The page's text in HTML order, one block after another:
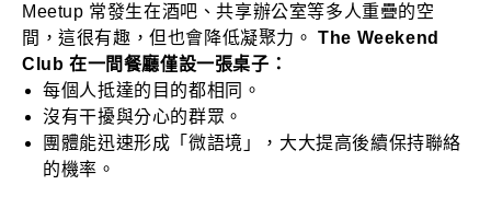
Meetup 常發生在酒吧、共享辦公室等多人重疊的空
間，這很有趣，但也會降低凝聚力。The Weekend
Club 在一間餐廳僅設一張桌子：
每個人抵達的目的都相同。
沒有干擾與分心的群眾。
團體能迅速形成「微語境」，大大提高後續保持聯絡
的機率。